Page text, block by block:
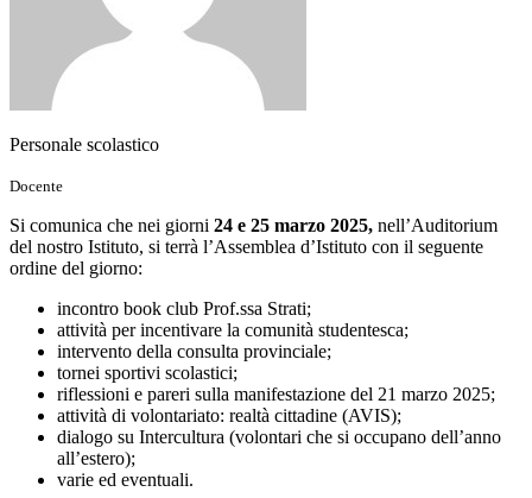
Personale scolastico
Docente
Si comunica che nei giorni 24 e 25 marzo 2025, nell’Auditorium
del nostro Istituto, si terrà l’Assemblea d’Istituto con il seguente
ordine del giorno:
incontro book club Prof.ssa Strati;
attività per incentivare la comunità studentesca;
intervento della consulta provinciale;
tornei sportivi scolastici;
riflessioni e pareri sulla manifestazione del 21 marzo 2025;
attività di volontariato: realtà cittadine (AVIS);
dialogo su Intercultura (volontari che si occupano dell’anno
all’estero);
varie ed eventuali.